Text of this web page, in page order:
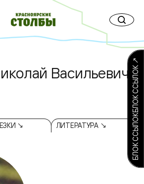
Васильевич
↘ ЛИТЕРАТУРА ↘ БЛОК ССЫЛОКБЛОК ССЫЛОК ↗